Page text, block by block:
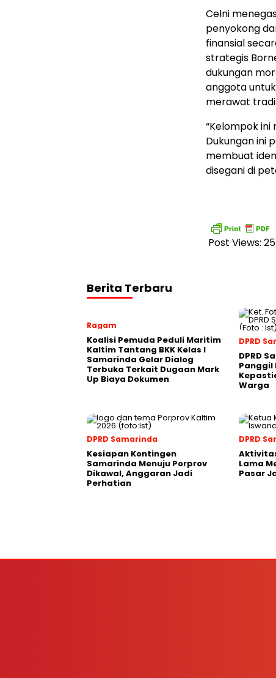
​Celni
penyokong
finansial
strategis
dukungan
anggota
merawat
​“Kelompok
Dukungan ini
membuat
disegani di
Post Views:
Berita Terbaru
Ragam
Koalisi Pemuda Peduli Maritim
Kaltim Tantang BKK Kelas I
Samarinda Gelar Dialog
Terbuka Terkait Dugaan Mark
Up Biaya Dokumen
DPRD
DPRD
Panggil
Warga
DPRD Samarinda
Kesiapan Kontingen
Samarinda Menuju Porprov
Dikawal, Anggaran Jadi
Perhatian
DPRD
Lama
Pasar